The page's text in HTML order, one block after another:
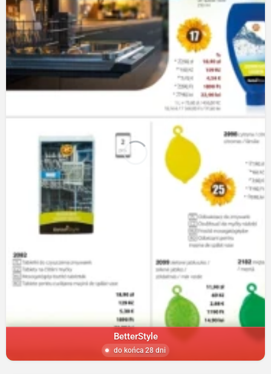
BetterStyle
do końca 28 dni